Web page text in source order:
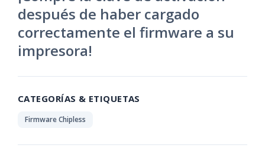
después de haber cargado
correctamente el firmware a su
impresora!
CATEGORÍAS & ETIQUETAS
Firmware Chipless